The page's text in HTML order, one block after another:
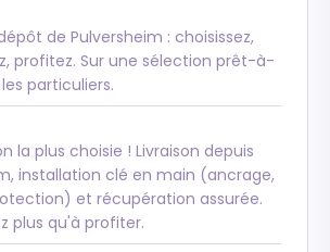
de Pulversheim : choisissez,
profitez. Sur une sélection prêt-à-
particuliers.
la plus choisie ! Livraison depuis
installation clé en main (ancrage,
et récupération assurée.
plus qu'à profiter.